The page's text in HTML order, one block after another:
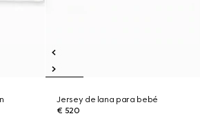
Jersey de lana para bebé
€ 520